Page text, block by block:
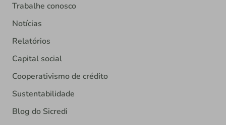
Trabalhe conosco
Notícias
Relatórios
Capital social
Cooperativismo de crédito
Sustentabilidade
Blog do Sicredi